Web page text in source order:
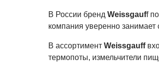
В России бренд Weissgauff
компания уверенно
В ассортимент Weissgauff
термопоты, измельчители